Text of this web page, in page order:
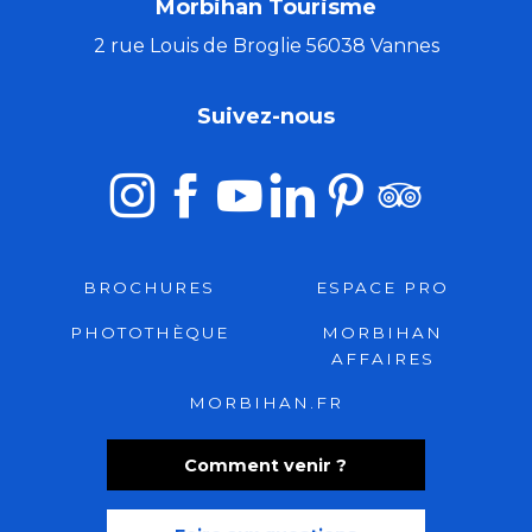
Morbihan Tourisme
2 rue Louis de Broglie 56038 Vannes
Comment venir ?
Suivez-nous
BROCHURES ESPACE PRO
PHOTOTHÈQUE
MORBIHAN
AFFAIRES
MORBIHAN.FR